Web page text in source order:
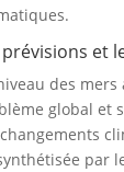
prévisions et
des mers
global et
par